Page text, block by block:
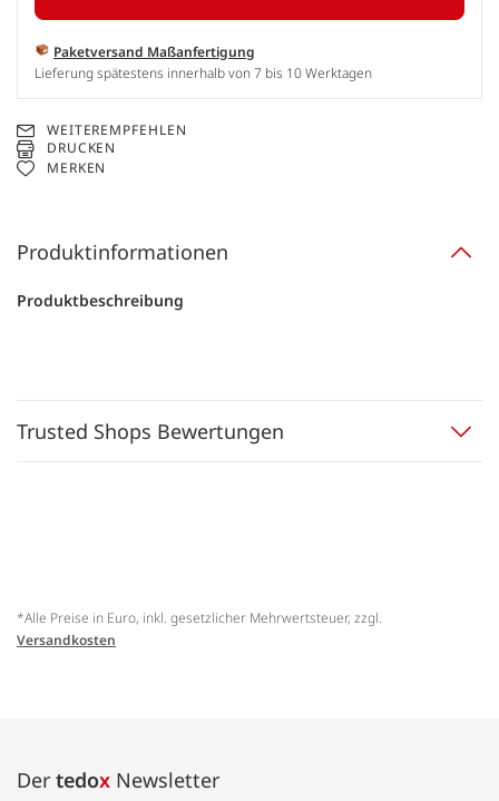
Paketversand Maßanfertigung
Lieferung spätestens innerhalb von 7 bis 10 Werktagen
WEITEREMPFEHLEN
DRUCKEN
MERKEN
Produktinformationen
Produktbeschreibung
Trusted Shops Bewertungen
*Alle Preise in Euro, inkl. gesetzlicher Mehrwertsteuer, zzgl.
Versandkosten
Der tedox Newsletter